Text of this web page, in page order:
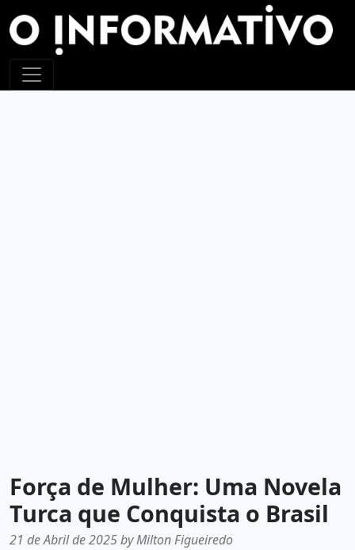
Força de Mulher: Uma Novela
Turca que Conquista o Brasil
21 de Abril de 2025 by Milton Figueiredo